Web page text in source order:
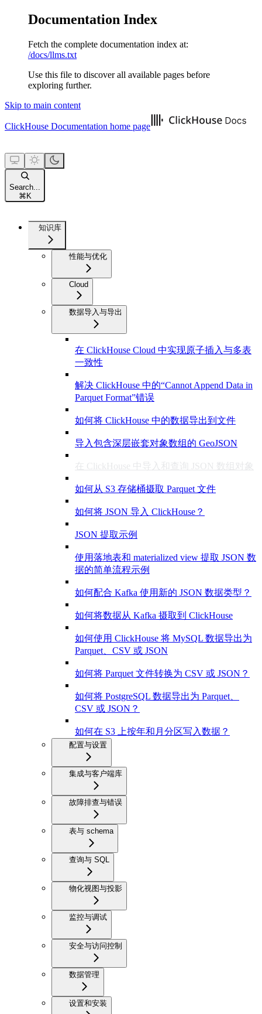
Documentation Index
Fetch the complete documentation index at:
/docs/llms.txt
Use this file to discover all available pages before
exploring further.
Skip to main content
ClickHouse Documentation home page
Search...
⌘ K
知识库
性能与优化
Cloud
数据导入与导出
在 ClickHouse Cloud 中实现原子插入与多表
一致性
解决 ClickHouse 中的“Cannot Append Data in
Parquet Format”错误
如何将 ClickHouse 中的数据导出到文件
导入包含深层嵌套对象数组的 GeoJSON
在 ClickHouse 中导入和查询 JSON 数组对象
如何从 S3 存储桶摄取 Parquet 文件
如何将 JSON 导入 ClickHouse？
JSON 提取示例
使用落地表和 materialized view 提取 JSON 数
据的简单流程示例
如何配合 Kafka 使用新的 JSON 数据类型？
如何将数据从 Kafka 摄取到 ClickHouse
如何使用 ClickHouse 将 MySQL 数据导出为
Parquet、CSV 或 JSON
如何将 Parquet 文件转换为 CSV 或 JSON？
如何将 PostgreSQL 数据导出为 Parquet、
CSV 或 JSON？
如何在 S3 上按年和月分区写入数据？
配置与设置
集成与客户端库
故障排查与错误
表与 schema
查询与 SQL
物化视图与投影
监控与调试
安全与访问控制
数据管理
设置和安装